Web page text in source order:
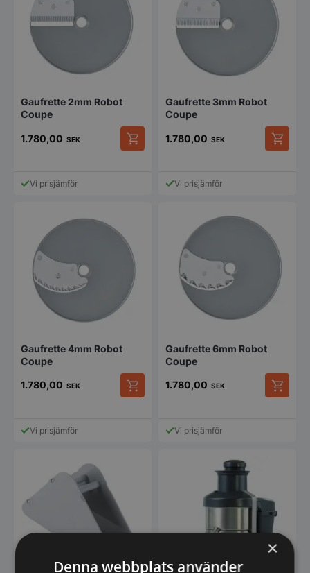
Gaufrette 2mm Robot
Coupe
1.780,00 SEK
Vi prisjämför
Gaufrette 3mm Robot
Coupe
1.780,00 SEK
Vi prisjämför
Gaufrette 4mm Robot
Coupe
1.780,00 SEK
Vi prisjämför
Gaufrette 6mm Robot
Coupe
1.780,00 SEK
Vi prisjämför
×
Denna webbplats använder